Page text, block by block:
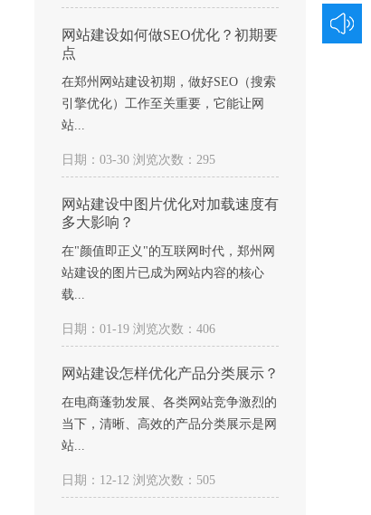
网站建设如何做SEO优化？初期要
点
在郑州网站建设初期，做好SEO（搜索
引擎优化）工作至关重要，它能让网
站...
日期：03-30 浏览次数：295
网站建设中图片优化对加载速度有
多大影响？
在"颜值即正义"的互联网时代，郑州网
站建设的图片已成为网站内容的核心
载...
日期：01-19 浏览次数：406
网站建设怎样优化产品分类展示？
在电商蓬勃发展、各类网站竞争激烈的
当下，清晰、高效的产品分类展示是网
站...
日期：12-12 浏览次数：505